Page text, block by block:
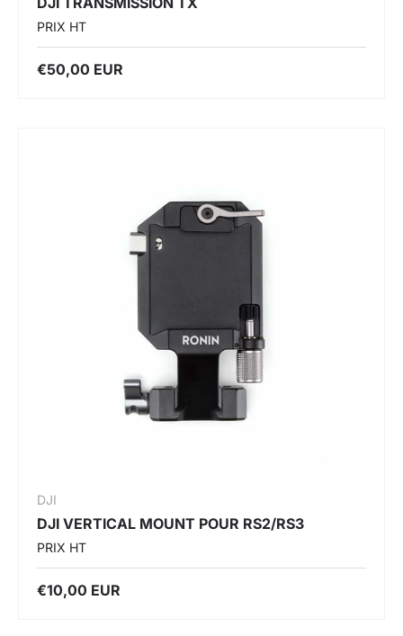
PRIX HT
€50,00 EUR
DJI
DJI VERTICAL MOUNT POUR RS2/RS3
PRIX HT
€10,00 EUR